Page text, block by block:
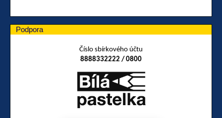
Podpora
Číslo sbírkového účtu
8888332222 / 0800